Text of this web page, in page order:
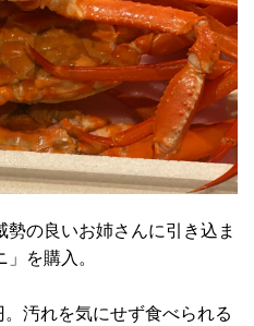
の良いお姉さんに引き込ま
を購入。
汚れを気にせず食べられる